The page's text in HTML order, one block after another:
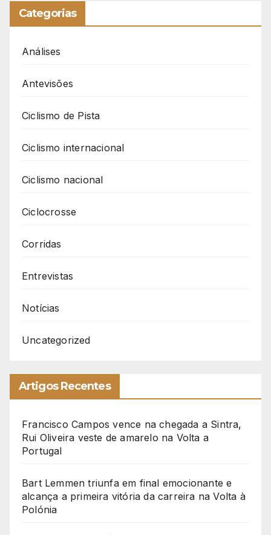
Categorias
Análises
Antevisões
Ciclismo de Pista
Ciclismo internacional
Ciclismo nacional
Ciclocrosse
Corridas
Entrevistas
Notícias
Uncategorized
Artigos Recentes
Francisco Campos vence na chegada a Sintra,
Rui Oliveira veste de amarelo na Volta a
Portugal
Bart Lemmen triunfa em final emocionante e
alcança a primeira vitória da carreira na Volta à
Polónia